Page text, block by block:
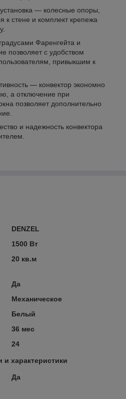
— колесные опоры,
к стене и комплект крепежа
Фаренгейта и
позволяет с удобством
привыкшим к
— конвектор экономно
а отключение при
позволяет дополнительно
и надежность конвектора
DENZEL
1500 Вт
20 кв.м
Да
Механическое
Белый
36 мес
24
характеристики
Да